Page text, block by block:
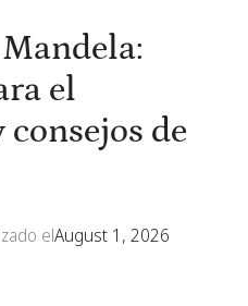
el
de
elAugust 1, 2026